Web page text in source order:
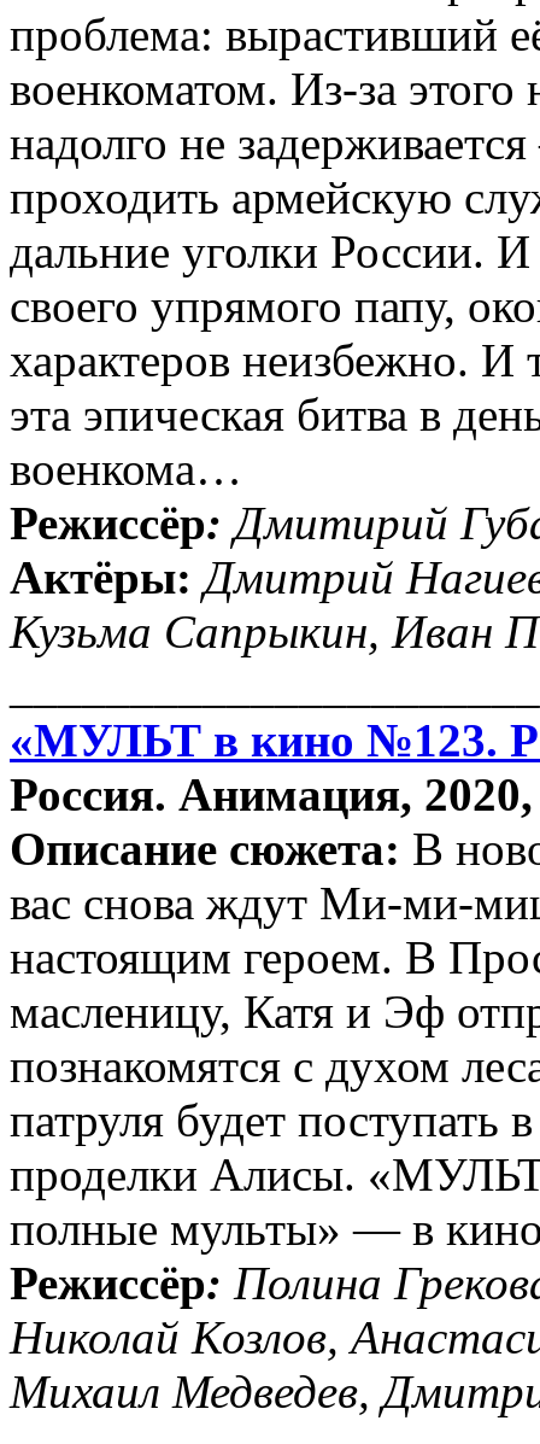
проблема: вырастивший
военкоматом. Из-за
надолго не
проходить армейскую
дальние уголки России.
своего упрямого папу,
характеров неизбежно. И
эта эпическая битва в
военкома…
Режиссёр: Дмитирий
Актёры: Дмитрий
Кузьма Сапрыкин, Иван
«МУЛЬТ в кино №123.
Россия. Анимация,
Описание сюжета: В
вас снова ждут Ми-ми-
настоящим героем. В
масленицу, Катя и Эф
познакомятся с духом
патруля будет поступать
проделки Алисы.
полные мульты» — в
Режиссёр: Полина
Николай Козлов,
Михаил Медведев,